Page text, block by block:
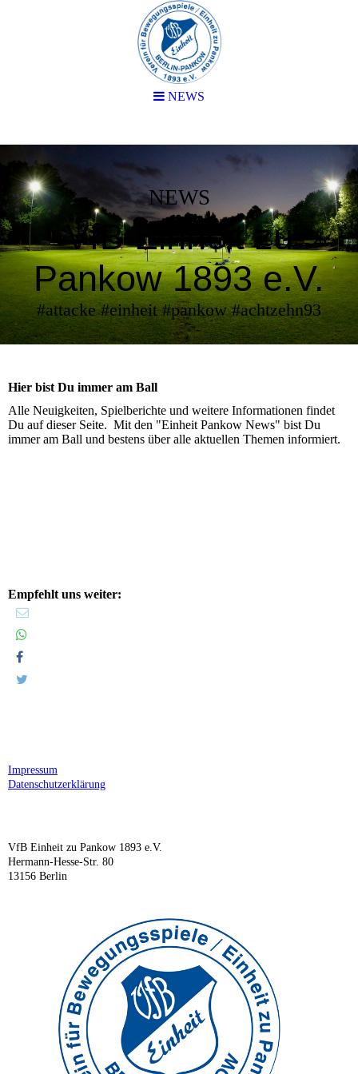
NEWS
VfB Einheit zu
Pankow 1893 e.V.
#attacke #einheit #pankow #achtzehn93
Hier bist Du immer am Ball
Alle Neuigkeiten, Spielberichte und weitere Informationen findet
Du auf dieser Seite. Mit den "Einheit Pankow News" bist Du
immer am Ball und bestens über alle aktuellen Themen informiert.
Empfehlt uns weiter:
Impressum
Datenschutzerklärung
VfB Einheit zu Pankow 1893 e.V.
Hermann-Hesse-Str. 80
13156 Berlin
NEWS